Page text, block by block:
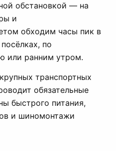
обстановкой — на
и
обходим часы пик в
по
или ранним утром.
транспортных
обязательные
быстрого питания,
и шиномонтажи